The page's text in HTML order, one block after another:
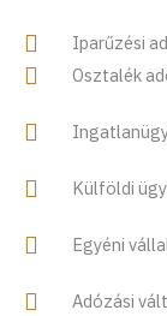
Iparűzési
Osztalék
Külföldi
Egyéni
Adózási